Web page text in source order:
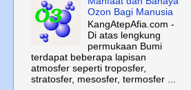
Ozon Bagi Manusia
KangAtepAfia.com -
Di atas lengkung
permukaan Bumi
terdapat beberapa lapisan
atmosfer seperti troposfer,
stratosfer, mesosfer, termosfer ...